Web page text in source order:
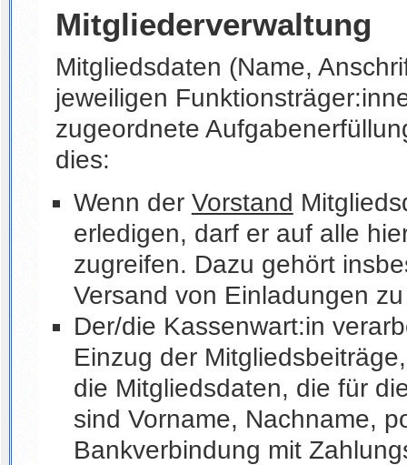
Mitgliederverwaltung
Mitgliedsdaten (Name,
jeweiligen
zugeordnete
dies:
Wenn der Vorstand
erledigen, darf er auf alle
zugreifen. Dazu gehört
Versand von Einladungen
Der/die Kassenwart:in
Einzug der
die Mitgliedsdaten, die für
sind Vorname, Nachname,
Bankverbindung mit